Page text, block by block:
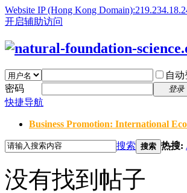
Website IP (Hong Kong
开启辅助访问
自
密码
登录
快捷导航
Business Promotion: International
搜索 搜索 热搜:
没有找到帖子